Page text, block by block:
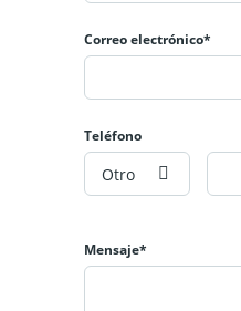
Correo electrónico*
Teléfono
Otro
Mensaje*